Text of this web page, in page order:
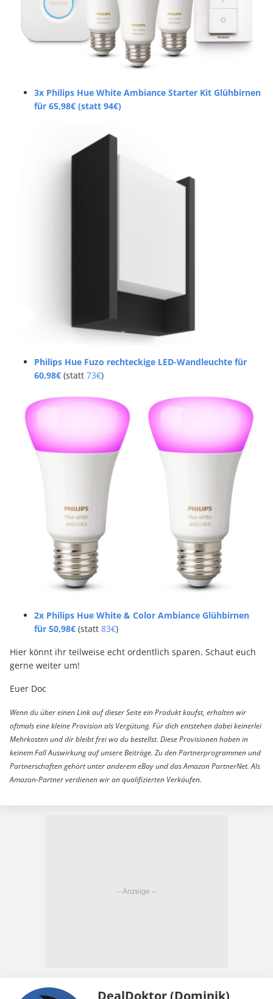
3x Philips Hue White Ambiance Starter Kit Glühbirnen
für 65,98€ (statt 94€)
Philips Hue Fuzo rechteckige LED-Wandleuchte für
60,98€ (statt 73€)
2x Philips Hue White & Color Ambiance Glühbirnen
für 50,98€ (statt 83€)
Hier könnt ihr teilweise echt ordentlich sparen. Schaut euch
gerne weiter um!
Euer Doc
Wenn du über einen Link auf dieser Seite ein Produkt kaufst, erhalten wir
oftmals eine kleine Provision als Vergütung. Für dich entstehen dabei keinerlei
Mehrkosten und dir bleibt frei wo du bestellst. Diese Provisionen haben in
keinem Fall Auswirkung auf unsere Beiträge. Zu den Partnerprogrammen und
Partnerschaften gehört unter anderem eBay und das Amazon PartnerNet. Als
Amazon-Partner verdienen wir an qualifizierten Verkäufen.